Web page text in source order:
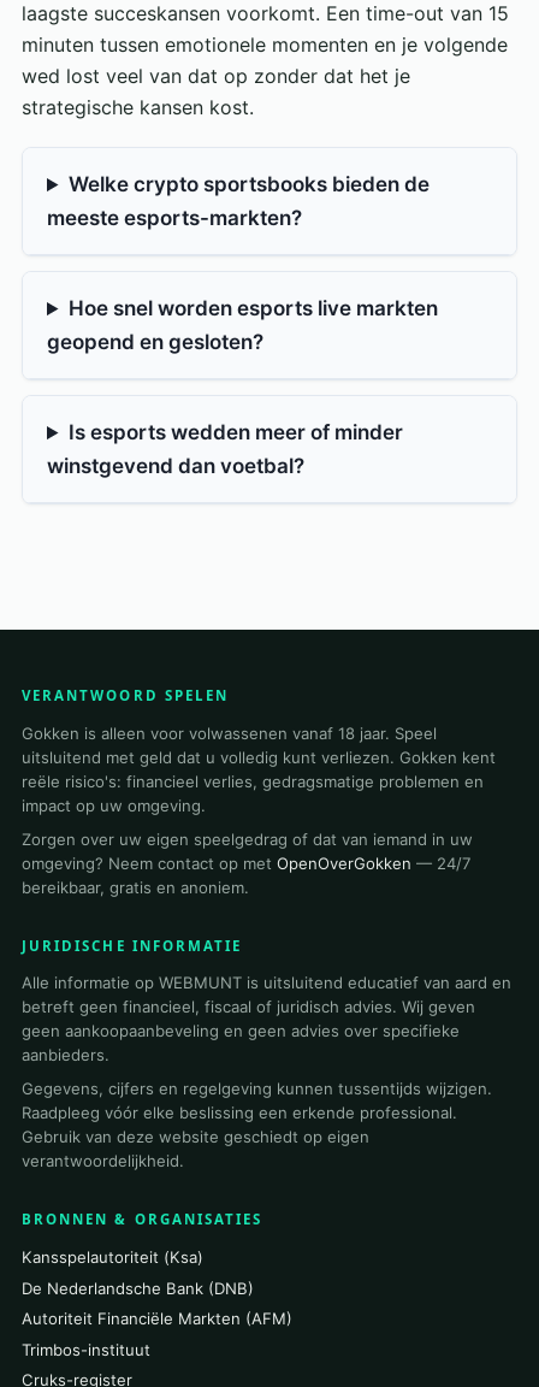
laagste succeskansen voorkomt. Een time-out van 15
minuten tussen emotionele momenten en je volgende
wed lost veel van dat op zonder dat het je
strategische kansen kost.
Welke crypto sportsbooks bieden de
meeste esports-markten?
Hoe snel worden esports live markten
geopend en gesloten?
Is esports wedden meer of minder
winstgevend dan voetbal?
VERANTWOORD SPELEN
Gokken is alleen voor volwassenen vanaf 18 jaar. Speel
uitsluitend met geld dat u volledig kunt verliezen. Gokken kent
reële risico's: financieel verlies, gedragsmatige problemen en
impact op uw omgeving.
Zorgen over uw eigen speelgedrag of dat van iemand in uw
omgeving? Neem contact op met OpenOverGokken — 24/7
bereikbaar, gratis en anoniem.
JURIDISCHE INFORMATIE
Alle informatie op WEBMUNT is uitsluitend educatief van aard en
betreft geen financieel, fiscaal of juridisch advies. Wij geven
geen aankoopaanbeveling en geen advies over specifieke
aanbieders.
Gegevens, cijfers en regelgeving kunnen tussentijds wijzigen.
Raadpleeg vóór elke beslissing een erkende professional.
Gebruik van deze website geschiedt op eigen
verantwoordelijkheid.
BRONNEN & ORGANISATIES
Kansspelautoriteit (Ksa)
De Nederlandsche Bank (DNB)
Autoriteit Financiële Markten (AFM)
Trimbos-instituut
Cruks-register